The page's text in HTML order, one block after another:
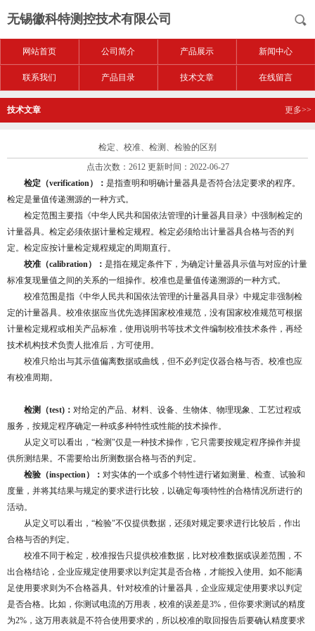
无锡徽科特测控技术有限公司
网站首页 公司简介 产品展示 新闻中心
联系我们 产品目录 技术文章 在线留言
技术文章 更多>>
检定、校准、检测、检验的区别
点击次数：2612 更新时间：2022-06-27
检定（verification）： 是指查明和明确计量器具是否符合法定要求的程序。
检定是量值传递溯源的一种方式。
检定范围主要指《中华人民共和国依法管理的计量器具目录》中强制检定的
计量器具。检定必须依据计量检定规程。检定必须给出计量器具合格与否的判
定。检定应按计量检定规程规定的周期直行。
校准（calibration）： 是指在规定条件下，为确定计量器具示值与对应的计量
标准复现量值之间的关系的一组操作。校准也是量值传递溯源的一种方式。
校准范围是指《中华人民共和国依法管理的计量器具目录》中规定非强制检
定的计量器具。校准依据应当优先选择国家校准规范，没有国家校准规范可根据
计量检定规程或相关产品标准，使用说明书等技术文件编制校准技术条件，再经
技术机构技术负责人批准后，方可使用。
校准只给出与其示值偏离数据或曲线，但不必判定仪器合格与否。校准也应
有校准周期。
检测（test)： 对给定的产品、材料、设备、生物体、物理现象、工艺过程或
服务，按规定程序确定一种或多种特性或性能的技术操作。
从定义可以看出，“检测"仅是一种技术操作，它只需要按规定程序操作并提
供所测结果。不需要给出所测数据合格与否的判定。
检验（inspection）： 对实体的一个或多个特性进行诸如测量、检查、试验和
度量，并将其结果与规定的要求进行比较，以确定每项特性的合格情况所进行的
活动。
从定义可以看出，“检验"不仅提供数据，还须对规定要求进行比较后，作出
合格与否的判定。
校准不同于检定，校准报告只提供校准数据，比对校准数据或误差范围，不
出合格结论，企业应规定使用要求以判定其是否合格，才能投入使用。如不能满
足使用要求则为不合格器具。针对校准的计量器具，企业应规定使用要求以判定
是否合格。比如，你测试电流的万用表，校准的误差是3%，但你要求测试的精度
为2%，这万用表就是不符合使用要求的，所以校准的取回报告后要确认精度要求